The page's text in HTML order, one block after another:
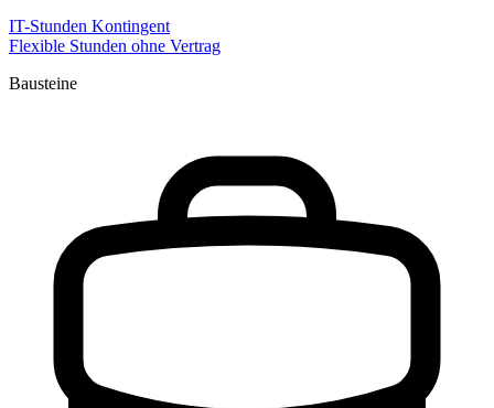
IT-Stunden Kontingent
Flexible Stunden ohne Vertrag
Bausteine